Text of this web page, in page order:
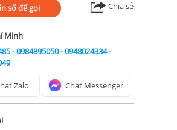
số để gọi Chia sẻ
Minh
-0984895050-0948024334-
Zalo Chat Messenger